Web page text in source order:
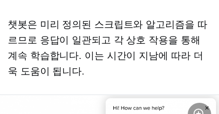
챗봇은 미리 정의된 스크립트와 알고리즘을 따
르므로 응답이 일관되고 각 상호 작용을 통해
계속 학습합니다. 이는 시간이 지남에 따라 더
욱 도움이 됩니다.